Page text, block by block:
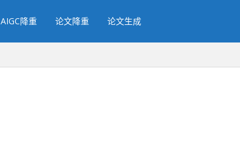
AIGC降重 论文降重 论文生成